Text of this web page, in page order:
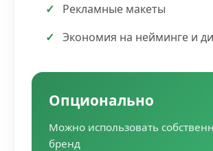
Рекламные макеты
Экономия на нейминге и
Опционально
Можно использовать
бренд